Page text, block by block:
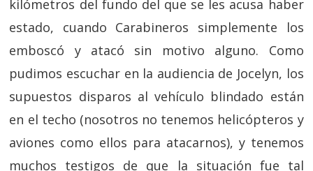
kilómetros del fundo del que se les acusa haber
estado, cuando Carabineros simplemente los
emboscó y atacó sin motivo alguno. Como
pudimos escuchar en la audiencia de Jocelyn, los
supuestos disparos al vehículo blindado están
en el techo (nosotros no tenemos helicópteros y
aviones como ellos para atacarnos), y tenemos
muchos testigos de que la situación fue tal